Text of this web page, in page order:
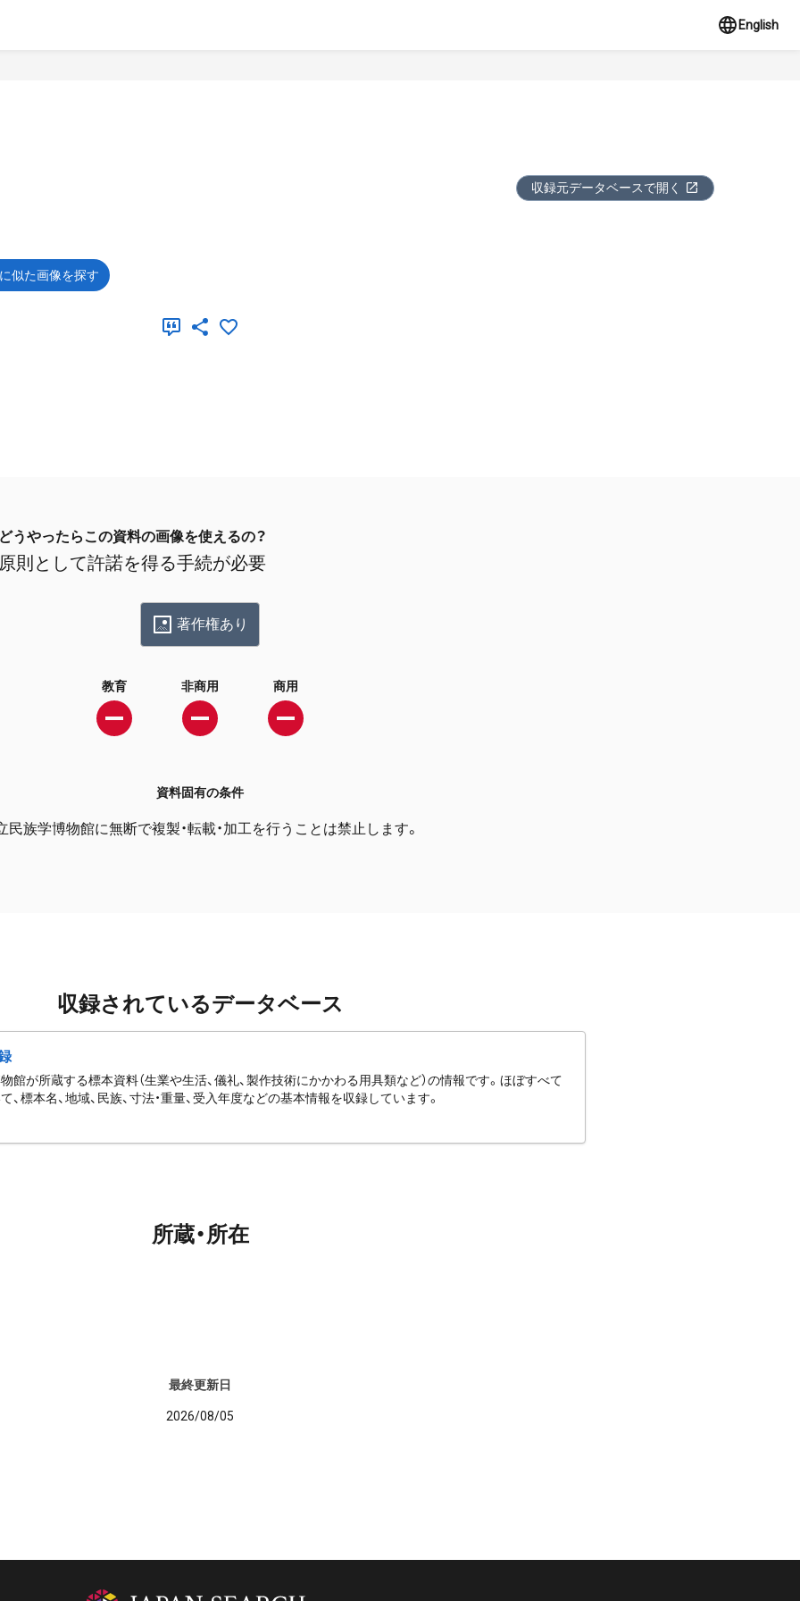
English
収録元データベースで開く
似た画像を探す
どうやったらこの資料の画像を使えるの？
原則として許諾を得る手続が必要
著作権あり
教育 非商用 商用
資料固有の条件
民族学博物館に無断で複製・転載・加工を行うことは禁止します。
収録されているデータベース
館が所蔵する標本資料（生業や生活、儀礼、製作技術にかかわる用具類など）の情報です。ほぼすべて
、標本名、地域、民族、寸法・重量、受入年度などの基本情報を収録しています。
所蔵・所在
最終更新日
2026/08/05